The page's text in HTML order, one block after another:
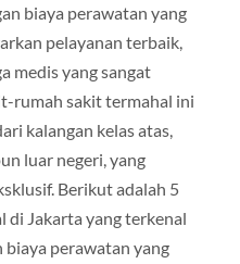
biaya perawatan yang
pelayanan terbaik,
medis yang sangat
rumah sakit termahal ini
kalangan kelas atas,
luar negeri, yang
Berikut adalah 5
di Jakarta yang terkenal
biaya perawatan yang